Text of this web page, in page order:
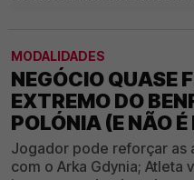
MODALIDADES
NEGÓCIO QUASE
EXTREMO DO
POLÓNIA (E NÃO
Jogador pode reforçar as
com o Arka Gdynia; Atleta